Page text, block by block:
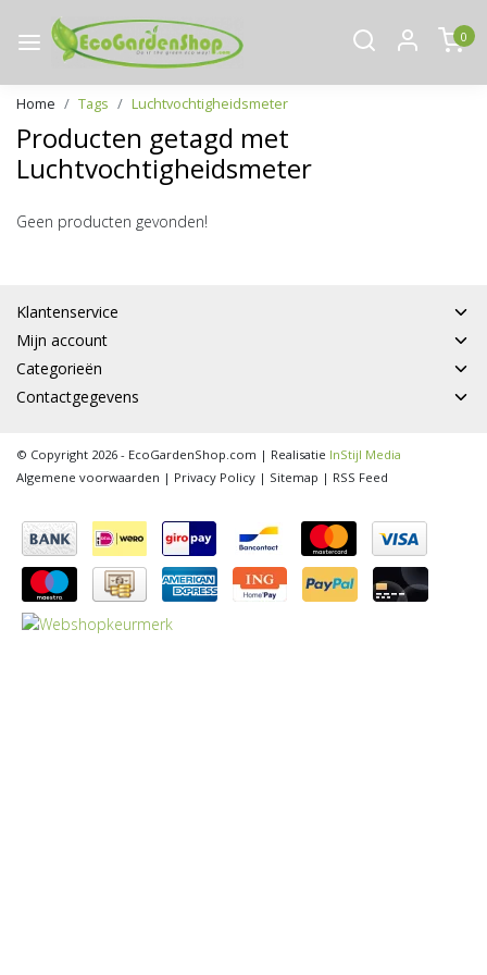
0
Home Tags Luchtvochtigheidsmeter
Producten getagd met
Luchtvochtigheidsmeter
Geen producten gevonden!
Klantenservice
Mijn account
Categorieën
Contactgegevens
© Copyright 2026 - EcoGardenShop.com | Realisatie InStijl Media
Algemene voorwaarden | Privacy Policy | Sitemap | RSS Feed